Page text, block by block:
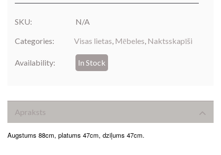
SKU: N/A
Categories: Visas lietas, Mēbeles, Naktsskapīši
Availability: In Stock
Apraksts
Augstums 88cm, platums 47cm, dziļums 47cm.